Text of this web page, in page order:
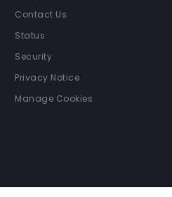
Contact Us
Status
Security
Privacy Notice
Manage Cookies